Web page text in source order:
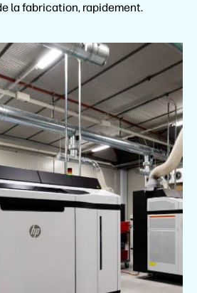
la fabrication, rapidement.
limites de la production
3D pour la fabrication
3D HP Jet Fusion